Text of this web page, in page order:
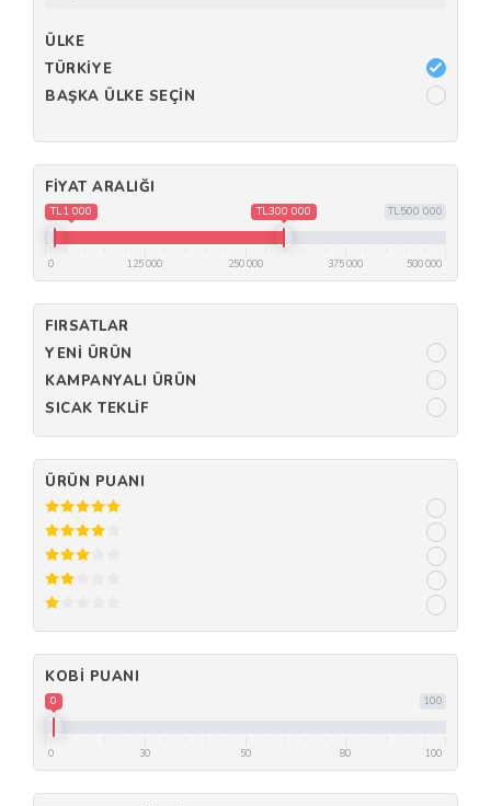
ÜLKE
TÜRKIYE
BAŞKA ÜLKE SEÇIN
FIYAT ARALIĞI
TL500 000
TL1 000 TL300 000
0 125 000 250 000 375 000 500 000
FIRSATLAR
YENI ÜRÜN
KAMPANYALI ÜRÜN
SICAK TEKLIF
ÜRÜN PUANI
KOBI PUANI
100
0
0 30 50 80 100